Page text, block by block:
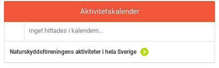
Aktivitetskalender
Inget hittades i kalendern...
Naturskyddsföreningens aktiviteter i hela Sverige